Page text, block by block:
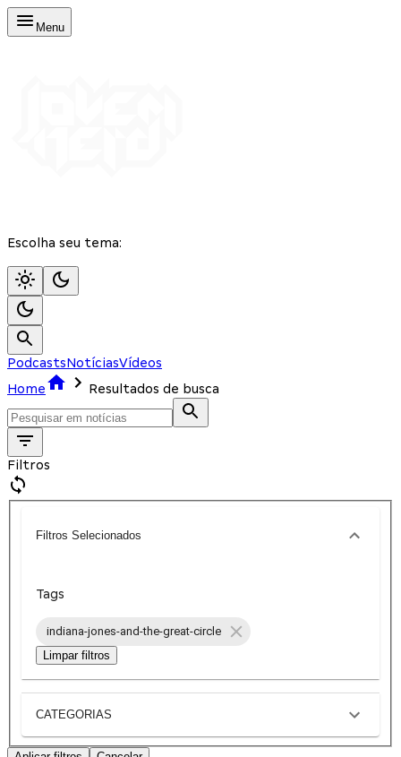
Menu
Escolha seu tema:
PodcastsNotíciasVídeos
Home
Resultados de busca
Filtros
Filtros Selecionados
Tags
indiana-jones-and-the-great-circle
Limpar filtros
CATEGORIAS